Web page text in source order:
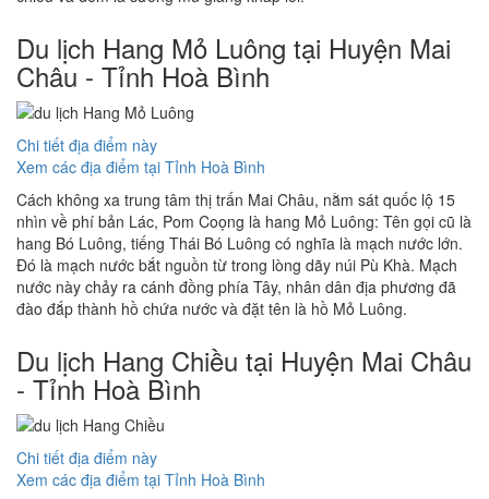
Du lịch Hang Mỏ Luông tại Huyện Mai
Châu - Tỉnh Hoà Bình
Chi tiết địa điểm này
Xem các địa điểm tại Tỉnh Hoà Bình
Cách không xa trung tâm thị trấn Mai Châu, nằm sát quốc lộ 15
nhìn về phí bản Lác, Pom Coọng là hang Mỏ Luông: Tên gọi cũ là
hang Bó Luông, tiếng Thái Bó Luông có nghĩa là mạch nước lớn.
Đó là mạch nước bắt nguồn từ trong lòng dãy núi Pù Khà. Mạch
nước này chảy ra cánh đồng phía Tây, nhân dân địa phương đã
đào đắp thành hồ chứa nước và đặt tên là hồ Mỏ Luông.
Du lịch Hang Chiều tại Huyện Mai Châu
- Tỉnh Hoà Bình
Chi tiết địa điểm này
Xem các địa điểm tại Tỉnh Hoà Bình